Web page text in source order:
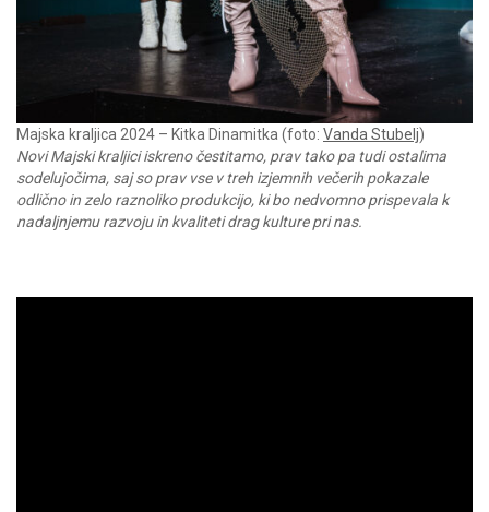
Majska kraljica 2024 – Kitka Dinamitka (foto: Vanda Stubelj)
Novi Majski kraljici iskreno čestitamo, prav tako pa tudi ostalima
sodelujočima, saj so prav vse v treh izjemnih večerih pokazale
odlično in zelo raznoliko produkcijo, ki bo nedvomno prispevala k
nadaljnjemu razvoju in kvaliteti drag kulture pri nas.